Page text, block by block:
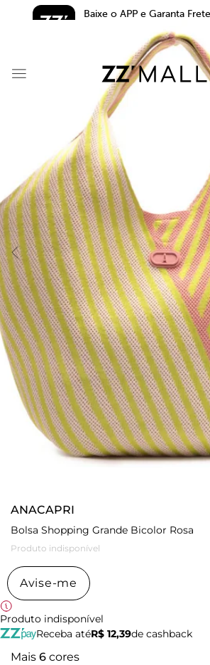
Baixe o APP e Garanta Frete
5.0
ANACAPRI
Bolsa Shopping Grande Bicolor Rosa
Produto indisponível
Avise-me
Produto indisponível
Receba atéR$ 12,39de cashback
Mais 6 cores